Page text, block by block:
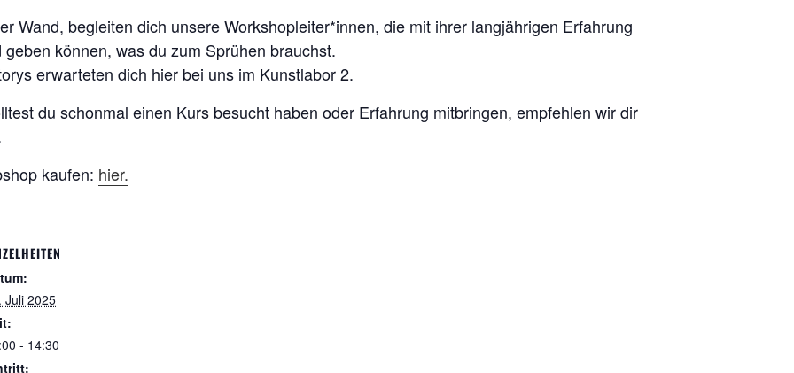
Wand, begleiten dich unsere Workshopleiter*innen, die mit ihrer langjährigen Erfahrung
können, was du zum Sprühen brauchst.
erwarteten dich hier bei uns im Kunstlabor 2.
du schonmal einen Kurs besucht haben oder Erfahrung mitbringen, empfehlen wir dir
kaufen: hier.
Juli 2025
- 14:30